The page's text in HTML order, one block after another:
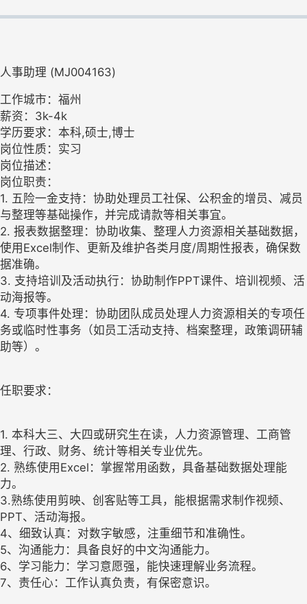
人事助理 (MJ004163)
工作城市：福州
薪资：3k-4k
学历要求：本科,硕士,博士
岗位性质：实习
岗位描述：
岗位职责：
1. 五险一金支持：协助处理员工社保、公积金的增员、减员
与整理等基础操作，并完成请款等相关事宜。
2. 报表数据整理：协助收集、整理人力资源相关基础数据，
使用Excel制作、更新及维护各类月度/周期性报表，确保数
据准确。
3. 支持培训及活动执行：协助制作PPT课件、培训视频、活
动海报等。
4. 专项事件处理：协助团队成员处理人力资源相关的专项任
务或临时性事务（如员工活动支持、档案整理，政策调研辅
助等）。
任职要求：
1. 本科大三、大四或研究生在读，人力资源管理、工商管
理、行政、财务、统计等相关专业优先。
2. 熟练使用Excel：掌握常用函数，具备基础数据处理能
力。
3.熟练使用剪映、创客贴等工具，能根据需求制作视频、
PPT、活动海报。
4、细致认真：对数字敏感，注重细节和准确性。
5、沟通能力：具备良好的中文沟通能力。
6、学习能力：学习意愿强，能快速理解业务流程。
7、责任心：工作认真负责，有保密意识。